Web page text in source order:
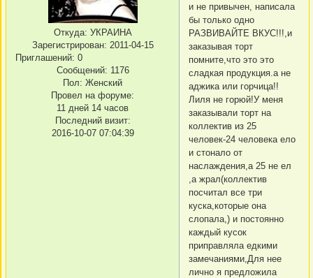
Откуда: УКРАИНА
Зарегистрирован: 2011-04-15
Приглашений: 0
Сообщений: 1176
Пол: Женский
Провел на форуме:
11 дней 14 часов
Последний визит:
2016-10-07 07:04:39
и не привычен, написала
бы только одно
РАЗВИВАЙТЕ ВКУС!!!,и
заказывая торт
помните,что это это
сладкая продукция.а не
аджика или горчица!!
Лиля не горюй!У меня
заказывали торт на
коллектив из 25
человек-24 человека ело
и стонало от
наслаждения,а 25 не ел
,а жрал(коллектив
посчитал все три
куска,которые она
слопала,) и постоянно
каждый кусок
приправляла едкими
замечаниями,Для нее
лично я предложила